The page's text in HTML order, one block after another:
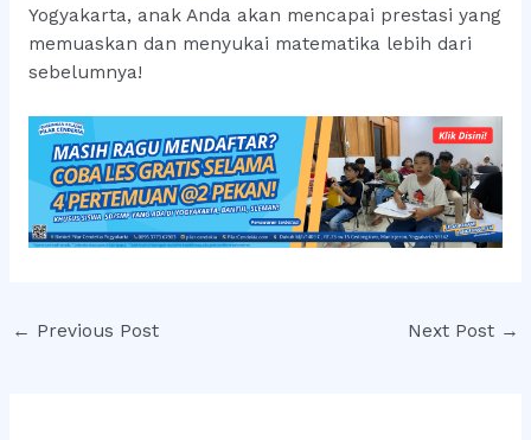
Yogyakarta, anak Anda akan mencapai prestasi yang
memuaskan dan menyukai matematika lebih dari
sebelumnya!
Post
← Previous Post Next Post →